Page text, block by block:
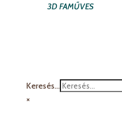
3D FAMŰVES
Keresés...
×